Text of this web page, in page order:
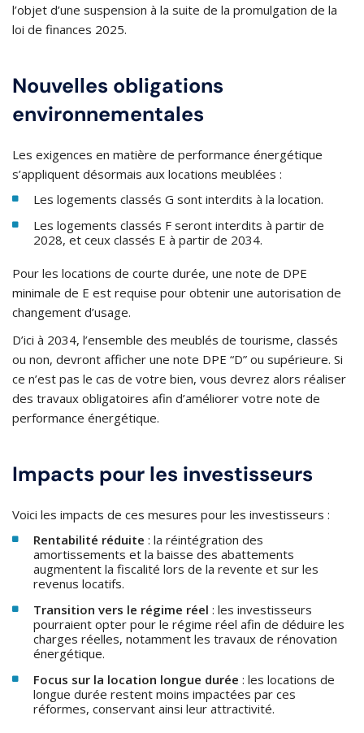
l’objet d’une suspension à la suite de la promulgation de la
loi de finances 2025.
Nouvelles obligations
environnementales
Les exigences en matière de performance énergétique
s’appliquent désormais aux locations meublées :​
Les logements classés G sont interdits à la location.​
Les logements classés F seront interdits à partir de
2028, et ceux classés E à partir de 2034.​
Pour les locations de courte durée, une note de DPE
minimale de E est requise pour obtenir une autorisation de
changement d’usage.
D’ici à 2034, l’ensemble des meublés de tourisme, classés
ou non, devront afficher une note DPE “D” ou supérieure. Si
ce n’est pas le cas de votre bien, vous devrez alors réaliser
des travaux obligatoires afin d’améliorer votre note de
performance énergétique.
Impacts pour les investisseurs
Voici les impacts de ces mesures pour les investisseurs :
Rentabilité réduite : la réintégration des
amortissements et la baisse des abattements
augmentent la fiscalité lors de la revente et sur les
revenus locatifs.​
Transition vers le régime réel : les investisseurs
pourraient opter pour le régime réel afin de déduire les
charges réelles, notamment les travaux de rénovation
énergétique.
Focus sur la location longue durée : les locations de
longue durée restent moins impactées par ces
réformes, conservant ainsi leur attractivité.